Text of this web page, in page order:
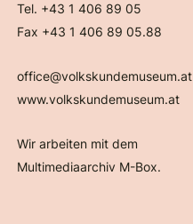
Tel. +43 1 406 89 05
Fax +43 1 406 89 05.88
office@volkskundemuseum.at
www.volkskundemuseum.at
Wir arbeiten mit dem
Multimediaarchiv M-Box.